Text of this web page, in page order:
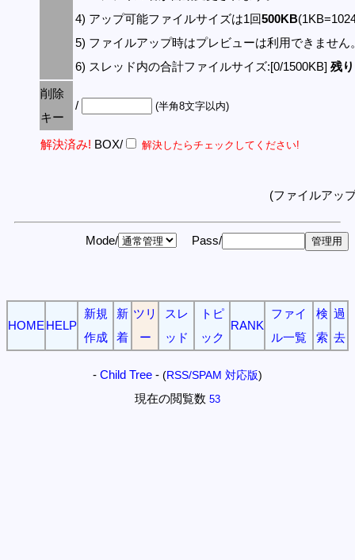
4) アップ可能ファイルサイズは1回500KB
5) ファイルアップ時はプレビューは利用できません
6) スレッド内の合計ファイルサイズ:[0/1500KB] 残
削除
キー
/ (半角8文字以内)
解決済み! BOX/ 解決したらチェックしてください!
(ファイルアッ
Mode/ Pass/
HOME HELP
新規
作成
新
着
ツリ
ー
スレ
ッド
トピ
ック
RANK
ファイ
ル一覧
検
索
過
去
- Child Tree - (RSS/SPAM 対応版)
現在の閲覧数 53